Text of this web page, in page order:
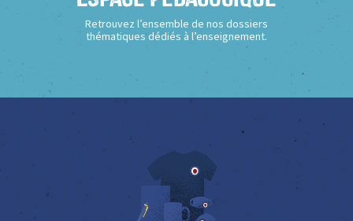
Retrouvez l’ensemble de nos dossiers
thématiques dédiés à l’enseignement.